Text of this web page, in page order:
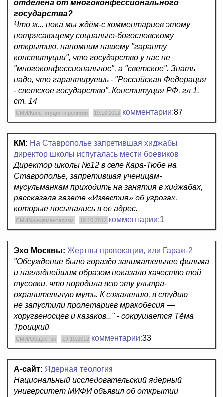
отделена от многоконфессионального
государства?
Что ж... пока мы ждём-с комментариев этому
потрясающему социально-богословскому
открытию, напомним нашему "гаранту
конституции", что государство у нас не
"многоконфессиональное", а "светское". Знать
надо, что гарантируешь - "Российская Федерация
- светское государство". Конституция РФ, гл 1.
ст. 14
СМИ/Конституция и религии 19.10.2012 комментарии:87
КМ: На Ставрополье запретившая хиджабы
директор школы испугалась мести боевиков
Директор школы №12 в селе Кара-Тюбе на
Ставрополье, запретившая ученицам-
мусульманкам приходить на занятия в хиджабах,
рассказала газете «Известия» об угрозах,
которые посыпались в ее адрес.
СМИ/Фундаментализм 19.10.2012 комментарии:1
Эхо Москвы: Жертвы провокации, или Гараж-2
"Обсуждение было гораздо занимательнее фильма
и нагляднейшим образом показало качество той
тусовки, что породила всю эту ультра-
охранительную муть. К сожалению, в студию
не запустили пролетариев мракобесия —
хоругвеносцев и казаков..." - сокрушается Тёма
Троицкий
СМИ/Общество 19.10.2012 комментарии:33
А-сайт: Ядерная теология
Национальный исследовательский ядерный
университет МИФИ объявил об открытии